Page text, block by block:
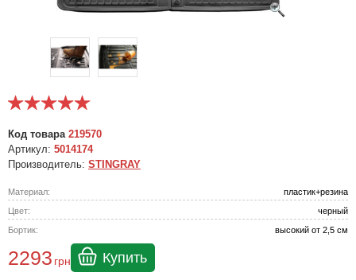
Код товара 219570
Артикул: 5014174
Производитель: STINGRAY
Материал:
пластик+резина
Цвет:
черный
Бортик:
высокий от 2,5 см
2293 грн Купить